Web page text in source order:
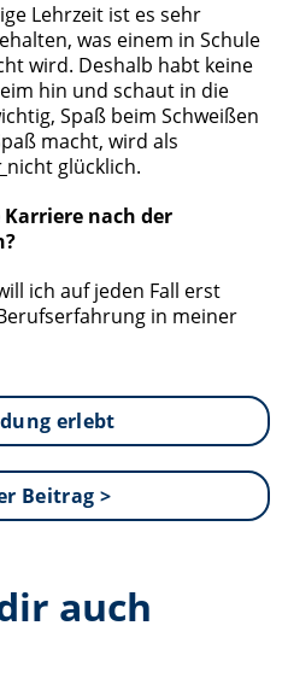
Lehrzeit ist es sehr
was einem in Schule
wird. Deshalb habt keine
hin und schaut in die
Spaß beim Schweißen
macht, wird als
nicht glücklich.
nach der
ich auf jeden Fall erst
in meiner
erlebt
Beitrag >
auch